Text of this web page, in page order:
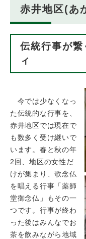
赤井地区(あ
伝統行事が繋
ィ
今では少なくなっ
た伝統的な行事を、
赤井地区では現在で
も数多く受け継いで
います。春と秋の年
2回、地区の女性だ
けが集まり、歌念仏
を唱える行事「薬師
堂御念仏」もその一
つです。行事が終わ
った後はみんなでお
茶を飲みながら地域